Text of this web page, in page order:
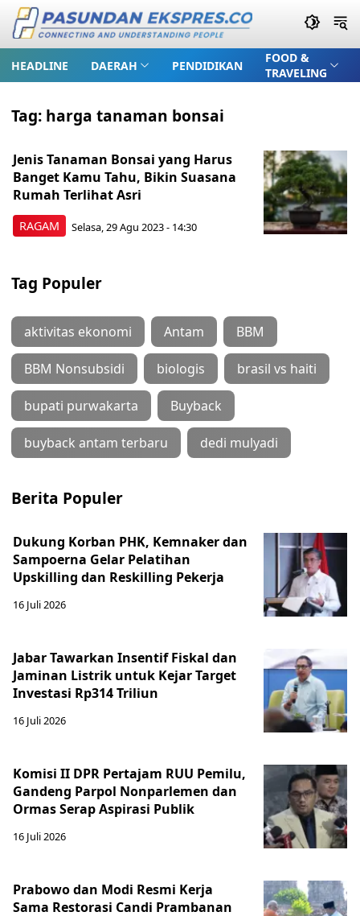
HEADLINE DAERAH PENDIDIKAN
FOOD &
TRAVELING
Tag: harga tanaman bonsai
RAGAM
Jenis Tanaman Bonsai yang Harus
Banget Kamu Tahu, Bikin Suasana
Rumah Terlihat Asri
Selasa, 29 Agu 2023 - 14:30
Tag Populer
aktivitas ekonomi Antam BBM
BBM Nonsubsidi biologis brasil vs haiti
bupati purwakarta Buyback
buyback antam terbaru dedi mulyadi
Berita Populer
Dukung Korban PHK, Kemnaker dan
Sampoerna Gelar Pelatihan
Upskilling dan Reskilling Pekerja
16 Juli 2026
Jabar Tawarkan Insentif Fiskal dan
Jaminan Listrik untuk Kejar Target
Investasi Rp314 Triliun
16 Juli 2026
Komisi II DPR Pertajam RUU Pemilu,
Gandeng Parpol Nonparlemen dan
Ormas Serap Aspirasi Publik
16 Juli 2026
Prabowo dan Modi Resmi Kerja
Sama Restorasi Candi Prambanan